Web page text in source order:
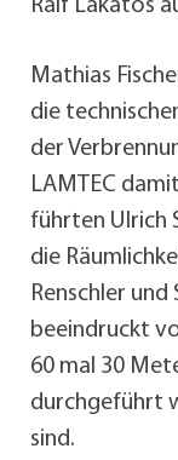
Ralf Lakatos
Mathias
die
der
LAMTEC
führten Ulrich
die
Renschler
beeindruckt
60 mal 30
durchgeführt
sind.